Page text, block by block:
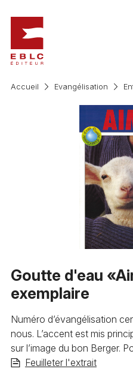
Accueil Evangélisation
Goutte d'eau
exemplaire
Numéro d’évangélisation
nous. L’accent est mis
sur l’image du bon Berger.
Feuilleter l'extrait